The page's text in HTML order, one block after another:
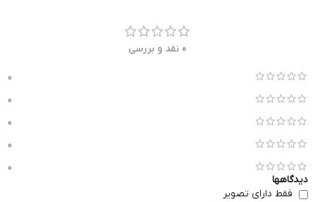
0 نقد و بررسی
0
0
0
0
0
دیدگاهها
فقط دارای تصویر